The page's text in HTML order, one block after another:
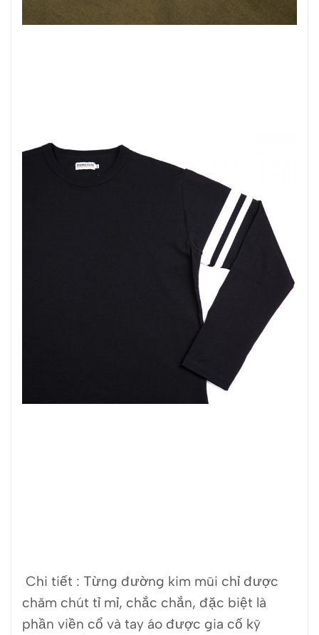
Chi tiết : Từng đường kim mũi chỉ được
chăm chút tỉ mỉ, chắc chắn, đặc biệt là
phần viền cổ và tay áo được gia cố kỹ